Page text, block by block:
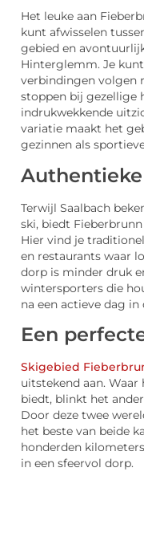
Het leuke aan
kunt afwisselen
gebied en
Hinterglemm. Je
verbindingen volgen
stoppen bij gezellige
indrukwekkende
variatie maakt het
gezinnen als
Terwijl Saalbach
ski, biedt
Hier vind je
en restaurants waar
dorp is minder druk
wintersporters die
na een actieve dag in
Een
Skigebied
uitstekend aan.
biedt, blinkt het
Door deze twee
het beste van beide
honderden
in een sfeervol dorp.